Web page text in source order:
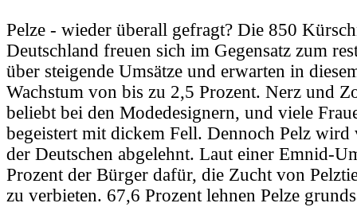
Pelze - wieder überall gefragt? Die 850
Deutschland freuen sich im Gegensatz zum
über steigende Umsätze und erwarten in
Wachstum von bis zu 2,5 Prozent. Nerz und
beliebt bei den Modedesignern, und viele
begeistert mit dickem Fell. Dennoch Pelz
der Deutschen abgelehnt. Laut einer Emnid-
Prozent der Bürger dafür, die Zucht von
zu verbieten. 67,6 Prozent lehnen Pelze